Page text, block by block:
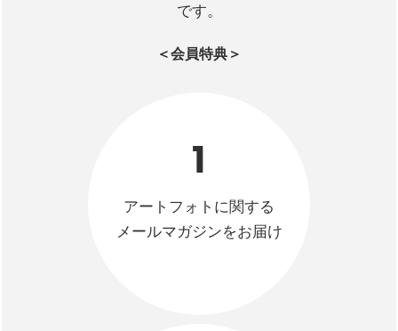
です。
＜会員特典＞
1
アートフォトに関する
メールマガジンをお届け